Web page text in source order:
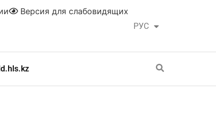
РУС
ҚАЗ
Версия для слабовидящих